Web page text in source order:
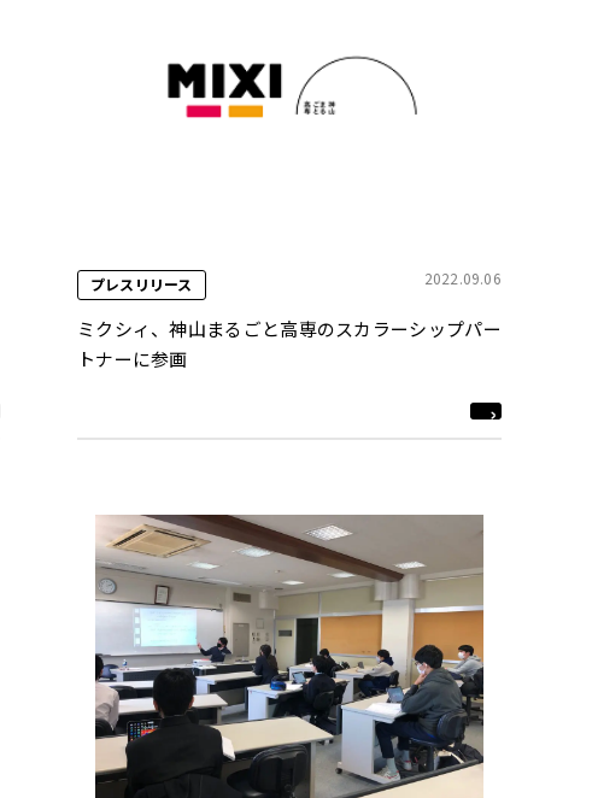
プレスリリース 2022.09.06
ミクシィ、神山まるごと高専のスカラーシップパー
トナーに参画